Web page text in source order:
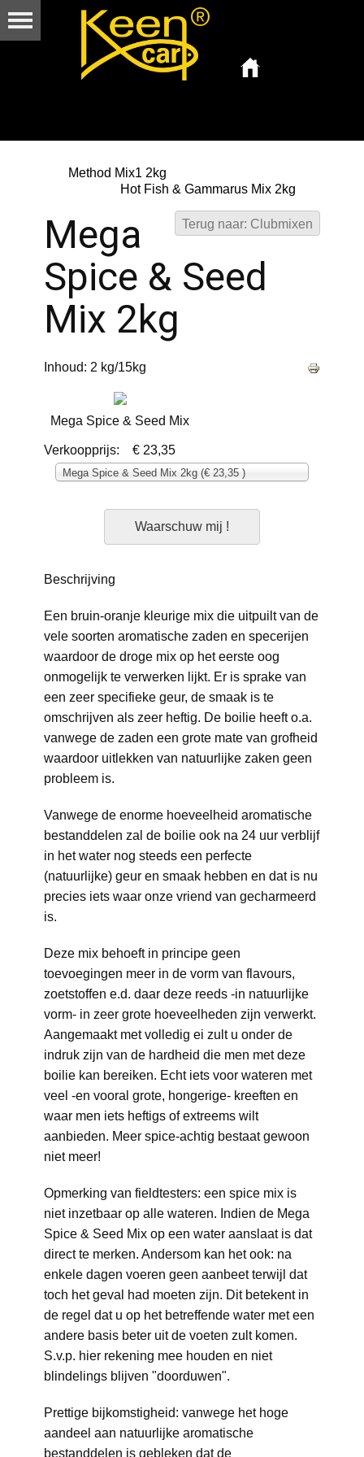
Method Mix1 2kg
Hot Fish & Gammarus Mix 2kg
Terug naar: Clubmixen
Mega
Spice & Seed
Mix 2kg
Inhoud: 2 kg/15kg
Mega Spice & Seed Mix
Verkoopprijs: € 23,35
Mega Spice & Seed Mix 2kg (€ 23,35 )
Waarschuw mij !
Beschrijving
Een bruin-oranje kleurige mix die uitpuilt van de
vele soorten aromatische zaden en specerijen
waardoor de droge mix op het eerste oog
onmogelijk te verwerken lijkt. Er is sprake van
een zeer specifieke geur, de smaak is te
omschrijven als zeer heftig. De boilie heeft o.a.
vanwege de zaden een grote mate van grofheid
waardoor uitlekken van natuurlijke zaken geen
probleem is.
Vanwege de enorme hoeveelheid aromatische
bestanddelen zal de boilie ook na 24 uur verblijf
in het water nog steeds een perfecte
(natuurlijke) geur en smaak hebben en dat is nu
precies iets waar onze vriend van gecharmeerd
is.
Deze mix behoeft in principe geen
toevoegingen meer in de vorm van flavours,
zoetstoffen e.d. daar deze reeds -in natuurlijke
vorm- in zeer grote hoeveelheden zijn verwerkt.
Aangemaakt met volledig ei zult u onder de
indruk zijn van de hardheid die men met deze
boilie kan bereiken. Echt iets voor wateren met
veel -en vooral grote, hongerige- kreeften en
waar men iets heftigs of extreems wilt
aanbieden. Meer spice-achtig bestaat gewoon
niet meer!
Opmerking van fieldtesters: een spice mix is
niet inzetbaar op alle wateren. Indien de Mega
Spice & Seed Mix op een water aanslaat is dat
direct te merken. Andersom kan het ook: na
enkele dagen voeren geen aanbeet terwijl dat
toch het geval had moeten zijn. Dit betekent in
de regel dat u op het betreffende water met een
andere basis beter uit de voeten zult komen.
S.v.p. hier rekening mee houden en niet
blindelings blijven "doorduwen".
Prettige bijkomstigheid: vanwege het hoge
aandeel aan natuurlijke aromatische
bestanddelen is gebleken dat de